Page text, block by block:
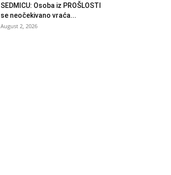
SEDMICU: Osoba iz PROŠLOSTI
se neočekivano vraća...
August 2, 2026